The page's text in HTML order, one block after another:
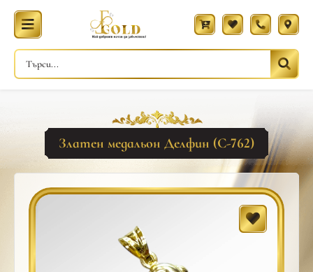
Златен медальон Делфин (С-762)